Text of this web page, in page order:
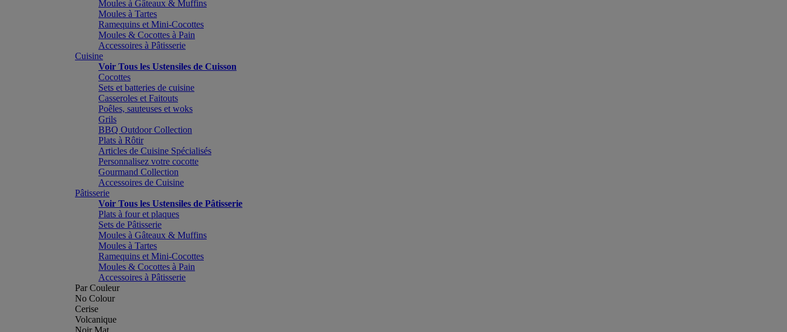
Moules à Gâteaux & Muffins
Moules à Tartes
Ramequins et Mini-Cocottes
Moules & Cocottes à Pain
Accessoires à Pâtisserie
Cuisine
Voir Tous les Ustensiles de Cuisson
Cocottes
Sets et batteries de cuisine
Casseroles et Faitouts
Poêles, sauteuses et woks
Grils
BBQ Outdoor Collection
Plats à Rôtir
Articles de Cuisine Spécialisés
Personnalisez votre cocotte
Gourmand Collection
Accessoires de Cuisine
Pâtisserie
Voir Tous les Ustensiles de Pâtisserie
Plats à four et plaques
Sets de Pâtisserie
Moules à Gâteaux & Muffins
Moules à Tartes
Ramequins et Mini-Cocottes
Moules & Cocottes à Pain
Accessoires à Pâtisserie
Par Couleur
No Colour
Cerise
Volcanique
Noir Mat